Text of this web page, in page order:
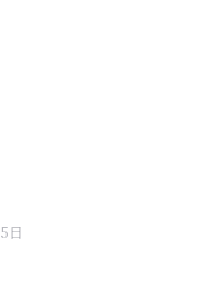
日